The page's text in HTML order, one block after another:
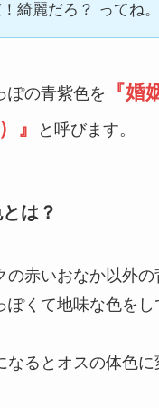
綺麗だろ？ ってね。
ぽの青紫色を
『婚
』
と呼びます。
は？
の赤いおなか以外
ぽくて地味な色をし
なるとオスの体色に